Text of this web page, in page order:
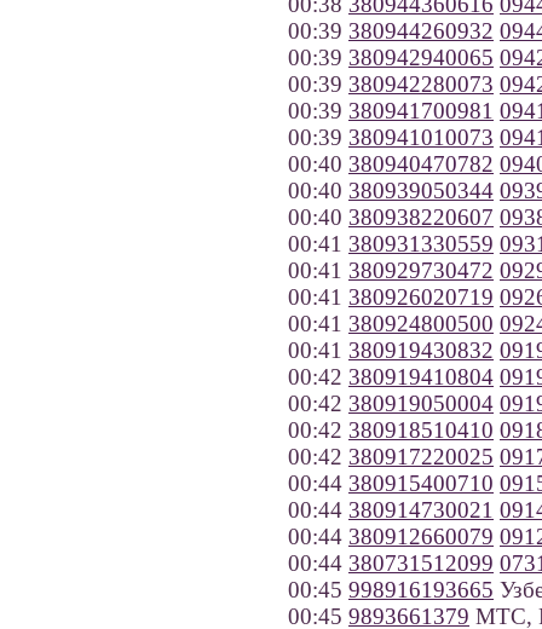
00:39 380944260932
00:39 380942940065
00:39 380942280073
00:39 380941700981
00:39 380941010073
00:40 380940470782
00:40 380939050344
00:40 380938220607
00:41 380931330559
00:41 380929730472
00:41 380926020719
00:41 380924800500
00:41 380919430832
00:42 380919410804
00:42 380919050004
00:42 380918510410
00:42 380917220025
00:44 380915400710
00:44 380914730021
00:44 380912660079
00:44 380731512099
00:45 998916193665
00:45 9893661379 МТС,